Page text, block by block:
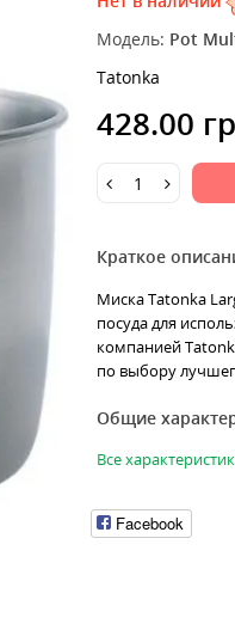
Модель: Pot
Tatonka
428.00
Краткое
Миска Tatonka
посуда для
компанией
по выбору
Общие
Все
Facebook